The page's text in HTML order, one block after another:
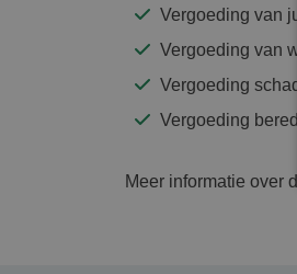
Vergoeding van
Vergoeding van
Vergoeding
Vergoeding
Meer informatie over